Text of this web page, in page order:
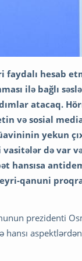
faydalı hesab
ilə bağlı
atacaq.
və sosial
yekun
də var
hansısa
qanuni
prezidenti
aspektlərdən